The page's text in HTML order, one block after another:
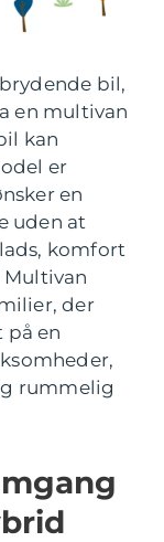
bil,
en multivan
kan
er
en
uden at
komfort
der
på en
rummelig